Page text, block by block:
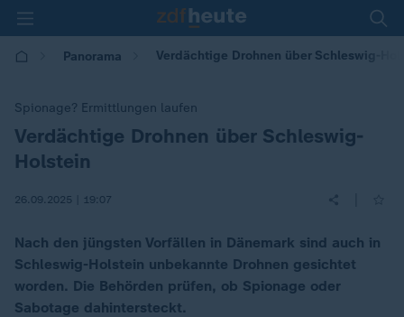
Panorama Verdächtige Drohnen über Schleswig-
Spionage? Ermittlungen laufen
:
Verdächtige Drohnen über Schleswig-
Holstein
26.09.2025 | 19:07
Nach den jüngsten Vorfällen in Dänemark sind auch in
Schleswig-Holstein unbekannte Drohnen gesichtet
worden. Die Behörden prüfen, ob Spionage oder
Sabotage dahintersteckt.